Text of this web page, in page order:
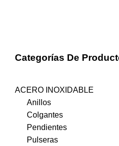
Categorías De
ACERO INOXIDABLE
Anillos
Colgantes
Pendientes
Pulseras